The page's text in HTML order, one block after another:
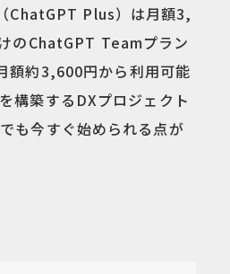
ChatGPT Plus）は月額3,
のChatGPT Teamプラン
額約3,600円から利用可能
構築するDXプロジェクト
も今すぐ始められる点が